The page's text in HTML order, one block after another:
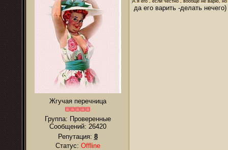
Жгучая перечница
Группа: Проверенные
Сообщений: 26420
Репутация: 8
Статус: Offline
А я его , если честно , вообще не варю,
да его варить -делать